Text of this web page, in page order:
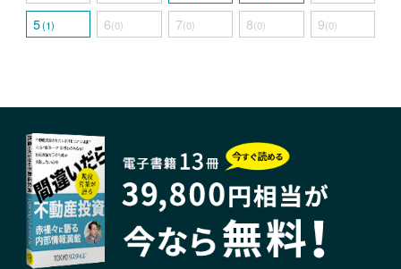
5(1) 6(0) 7(0) 8(0) 9(0)